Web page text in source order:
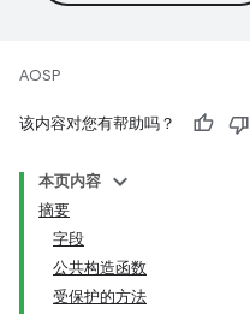
AOSP
该内容对您有帮助吗？
本页内容
摘要
字段
公共构造函数
受保护的方法